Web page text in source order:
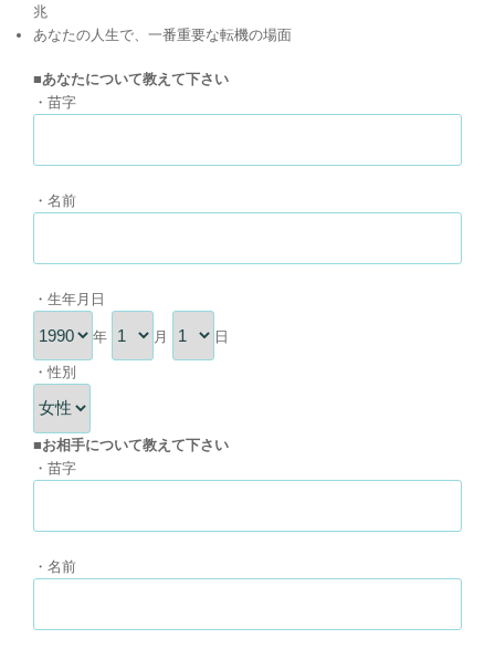
兆
あなたの人生で、一番重要な転機の場面
■あなたについて教えて下さい
・苗字
・名前
・生年月日
年 月 日
・性別
■お相手について教えて下さい
・苗字
・名前